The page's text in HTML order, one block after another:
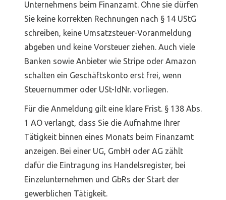
Unternehmens beim Finanzamt. Ohne sie dürfen
Sie keine korrekten Rechnungen nach § 14 UStG
schreiben, keine Umsatzsteuer-Voranmeldung
abgeben und keine Vorsteuer ziehen. Auch viele
Banken sowie Anbieter wie Stripe oder Amazon
schalten ein Geschäftskonto erst frei, wenn
Steuernummer oder USt-IdNr. vorliegen.
Für die Anmeldung gilt eine klare Frist. § 138 Abs.
1 AO verlangt, dass Sie die Aufnahme Ihrer
Tätigkeit binnen eines Monats beim Finanzamt
anzeigen. Bei einer UG, GmbH oder AG zählt
dafür die Eintragung ins Handelsregister, bei
Einzelunternehmen und GbRs der Start der
gewerblichen Tätigkeit.